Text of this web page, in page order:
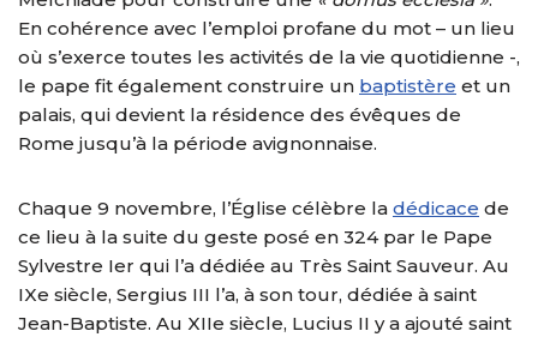
En cohérence avec l’emploi profane du mot – un lieu
où s’exerce toutes les activités de la vie quotidienne -,
le pape fit également construire un baptistère et un
palais, qui devient la résidence des évêques de
Rome jusqu’à la période avignonnaise.
Chaque 9 novembre, l’Église célèbre la dédicace de
ce lieu à la suite du geste posé en 324 par le Pape
Sylvestre Ier qui l’a dédiée au Très Saint Sauveur. Au
IXe siècle, Sergius III l’a, à son tour, dédiée à saint
Jean-Baptiste. Au XIIe siècle, Lucius II y a ajouté saint